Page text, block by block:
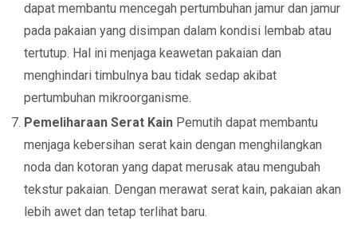
dapat membantu mencegah pertumbuhan jamur dan jamur
pada pakaian yang disimpan dalam kondisi lembab atau
tertutup. Hal ini menjaga keawetan pakaian dan
menghindari timbulnya bau tidak sedap akibat
pertumbuhan mikroorganisme.
Pemeliharaan Serat Kain Pemutih dapat membantu
menjaga kebersihan serat kain dengan menghilangkan
noda dan kotoran yang dapat merusak atau mengubah
tekstur pakaian. Dengan merawat serat kain, pakaian akan
lebih awet dan tetap terlihat baru.